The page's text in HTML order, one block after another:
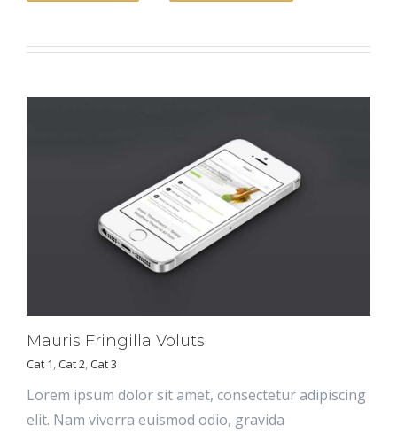
Mauris Fringilla Voluts
Cat 1,Cat 2,Cat 3
Lorem ipsum dolor sit amet, consectetur adipiscing
elit. Nam viverra euismod odio, gravida